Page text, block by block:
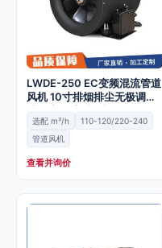
LWDE-250 EC变频混流管道
风机 10寸排烟排尘无极调速
排气扇 厨房抽风机
选配 m³/h
110-120/220-240
管道风机
查看并询价